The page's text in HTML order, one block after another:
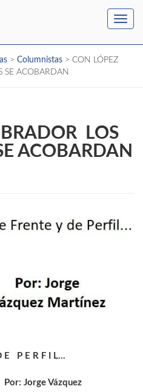
> Columnistas > CON LÓPEZ
SE ACOBARDAN
LOS
ACOBARDAN
P E R F I L…
Vázquez